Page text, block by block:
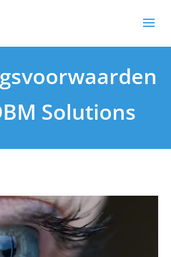
Solutions